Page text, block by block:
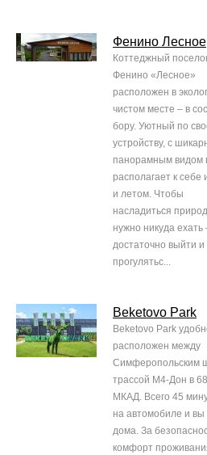
Фенино Лесное
Коттеджный
Фенино «Лесное»
расположен в
чистом месте – в
бору. Уютный по
устройству, с
панорамным видом
располагает к себе
и летом. Чтобы
насладиться
нужно никуда ехать
достаточно выйти и
прогулятьс...
Beketovo Park
Beketovo Park
расположен между
Симферопольским
трассой М4-Дон в
МКАД. Всего 45
на автомобиле и вы
дома. За
комфорт